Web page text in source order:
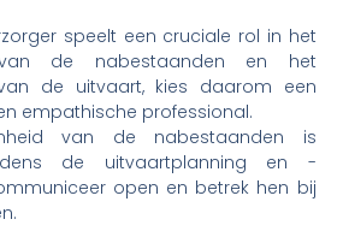
speelt een cruciale rol in het
de nabestaanden en het
de uitvaart, kies daarom een
empathische professional.
van de nabestaanden is
de uitvaartplanning en -
open en betrek hen bij